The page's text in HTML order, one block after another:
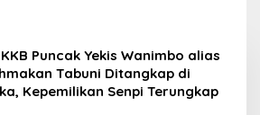
KKB Puncak Yekis Wanimbo alias
Tabuni Ditangkap di
Kepemilikan Senpi Terungkap